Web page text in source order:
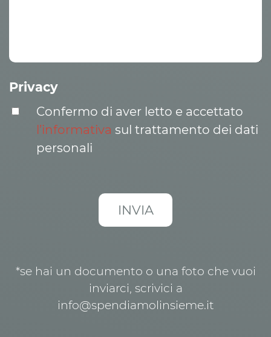
Privacy
Confermo di aver letto e accettato
l’informativa sul trattamento dei dati
personali
*se hai un documento o una foto che vuoi
inviarci, scrivici a
info@spendiamolinsieme.it